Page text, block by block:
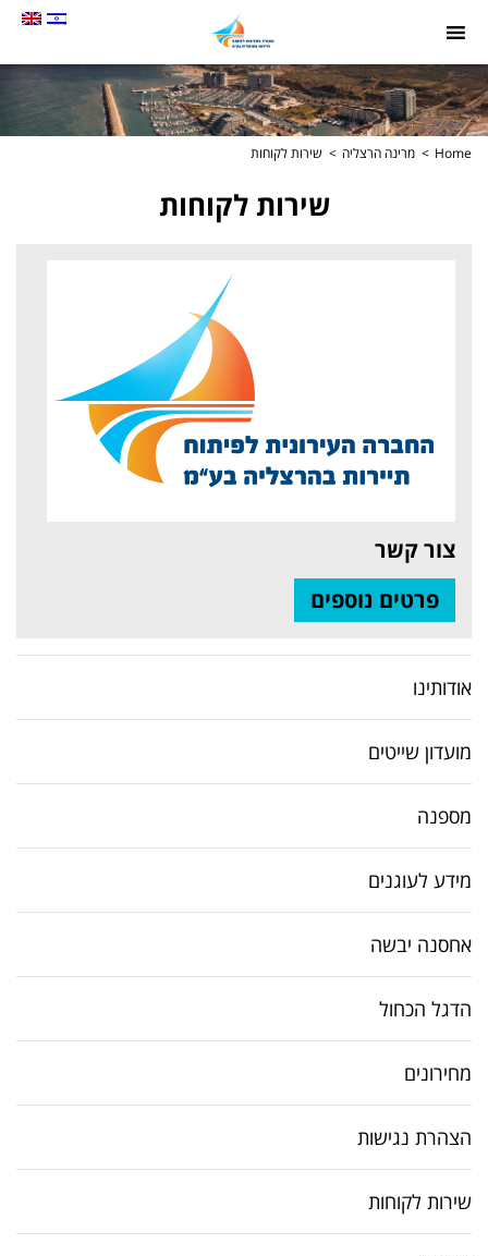
כקישור
לעמוד
הבית
Home מרינה הרצליה שירות לקוחות
שירות לקוחות
צור קשר
פרטים נוספים
אודותינו
מועדון שייטים
מספנה
מידע לעוגנים
אחסנה יבשה
הדגל הכחול
מחירונים
הצהרת נגישות
שירות לקוחות